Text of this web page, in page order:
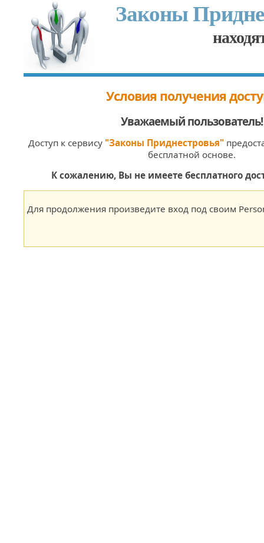
Законы
Условия получения
Уважаемый пользователь!
Доступ к сервису "Законы Приднестровья"
бесплатной основе.
К сожалению, Вы не имеете бесплатного
Для продолжения произведите вход под своим